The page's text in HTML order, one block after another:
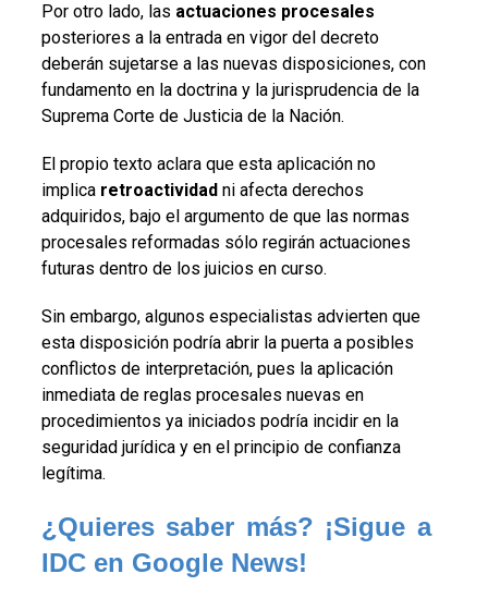
Por otro lado, las actuaciones procesales
posteriores a la entrada en vigor del decreto
deberán sujetarse a las nuevas disposiciones, con
fundamento en la doctrina y la jurisprudencia de la
Suprema Corte de Justicia de la Nación.
El propio texto aclara que esta aplicación no
implica retroactividad ni afecta derechos
adquiridos, bajo el argumento de que las normas
procesales reformadas sólo regirán actuaciones
futuras dentro de los juicios en curso.
Sin embargo, algunos especialistas advierten que
esta disposición podría abrir la puerta a posibles
conflictos de interpretación, pues la aplicación
inmediata de reglas procesales nuevas en
procedimientos ya iniciados podría incidir en la
seguridad jurídica y en el principio de confianza
legítima.
¿Quieres saber más? ¡Sigue a
IDC en Google News!